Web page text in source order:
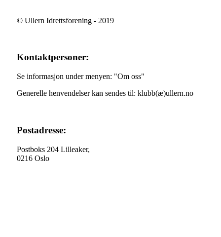
© Ullern Idrettsforening - 2019
Kontaktpersoner:
Se informasjon under menyen: "Om oss"
Generelle henvendelser kan sendes til: klubb(æ)ullern.no
Postadresse:
Postboks 204 Lilleaker,
0216 Oslo